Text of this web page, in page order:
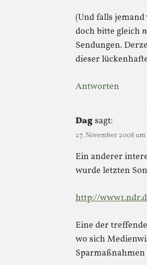
(Und falls
doch bitte gleich
Sendungen.
dieser
Antworten
Dagsagt:
27. November 2008 um
Ein anderer
wurde letzten
http://
Eine der
wo sich